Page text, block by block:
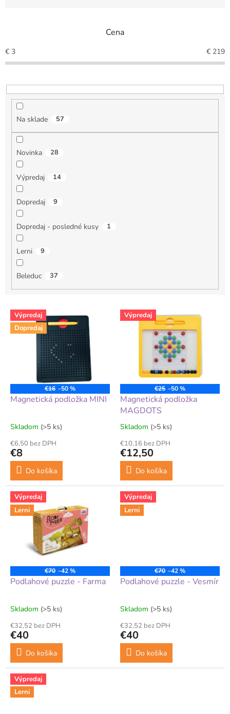
r
o
u
k
Cena
€ 3 € 219
Na sklade 57
Novinka 28
Výpredaj 14
Dopredaj 9
Dopredaj - posledné kusy 1
Lerni 9
Beleduc 37
V
p
Výpredaj
Dopredaj
€16 –50 %
Magnetická podložka MINI
Skladom (>5 ks)
€6,50 bez DPH
€8
Do košíka
Výpredaj
€25 –50 %
Magnetická podložka
MAGDOTS
Skladom (>5 ks)
€10,16 bez DPH
€12,50
Do košíka
Výpredaj
Lerni
€70 –42 %
Podlahové puzzle - Farma
Skladom (>5 ks)
€32,52 bez DPH
€40
Do košíka
Výpredaj
Lerni
€70 –42 %
Podlahové puzzle - Vesmír
Skladom (>5 ks)
€32,52 bez DPH
€40
Do košíka
Výpredaj
Lerni